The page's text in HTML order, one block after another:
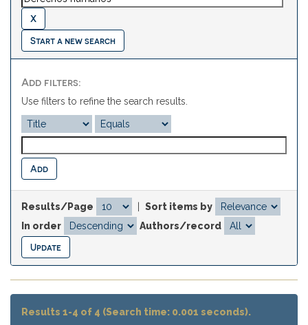
Start a new search
Add filters:
Use filters to refine the search results.
Results/Page
Sort items by
In order
Authors/record
Results 1-4 of 4 (Search time: 0.001 seconds).